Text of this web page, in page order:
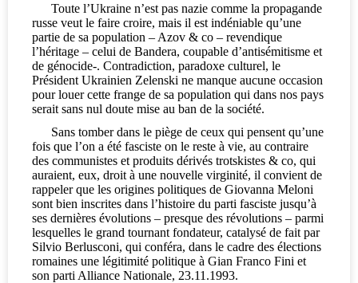
Toute l’Ukraine n’est pas nazie comme la propagande
russe veut le faire croire, mais il est indéniable qu’une
partie de sa population – Azov & co – revendique
l’héritage – celui de Bandera, coupable d’antisémitisme et
de génocide-. Contradiction, paradoxe culturel, le
Président Ukrainien Zelenski ne manque aucune occasion
pour louer cette frange de sa population qui dans nos pays
serait sans nul doute mise au ban de la société.
Sans tomber dans le piège de ceux qui pensent qu’une
fois que l’on a été fasciste on le reste à vie, au contraire
des communistes et produits dérivés trotskistes & co, qui
auraient, eux, droit à une nouvelle virginité, il convient de
rappeler que les origines politiques de Giovanna Meloni
sont bien inscrites dans l’histoire du parti fasciste jusqu’à
ses dernières évolutions – presque des révolutions – parmi
lesquelles le grand tournant fondateur, catalysé de fait par
Silvio Berlusconi, qui conféra, dans le cadre des élections
romaines une légitimité politique à Gian Franco Fini et
son parti Alliance Nationale, 23.11.1993.